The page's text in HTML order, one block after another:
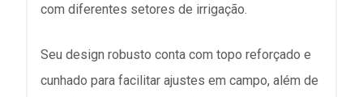
com diferentes setores de irrigação.
Seu design robusto conta com topo reforçado e
cunhado para facilitar ajustes em campo, além de